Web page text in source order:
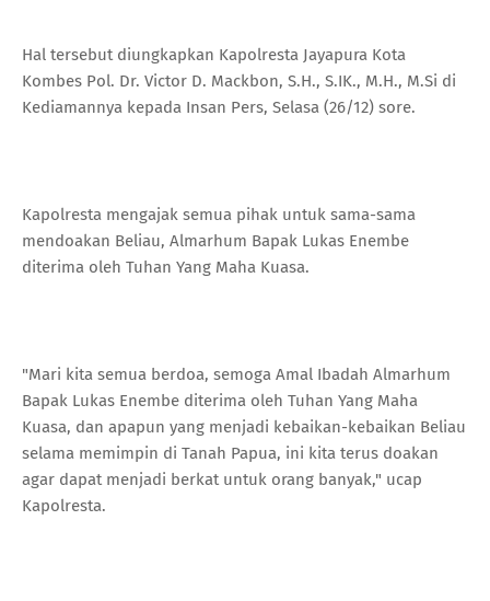
Hal tersebut diungkapkan Kapolresta Jayapura Kota
Kombes Pol. Dr. Victor D. Mackbon, S.H., S.IK., M.H., M.Si di
Kediamannya kepada Insan Pers, Selasa (26/12) sore.
Kapolresta mengajak semua pihak untuk sama-sama
mendoakan Beliau, Almarhum Bapak Lukas Enembe
diterima oleh Tuhan Yang Maha Kuasa.
"Mari kita semua berdoa, semoga Amal Ibadah Almarhum
Bapak Lukas Enembe diterima oleh Tuhan Yang Maha
Kuasa, dan apapun yang menjadi kebaikan-kebaikan Beliau
selama memimpin di Tanah Papua, ini kita terus doakan
agar dapat menjadi berkat untuk orang banyak," ucap
Kapolresta.